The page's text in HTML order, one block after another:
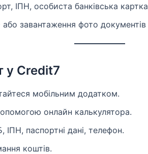
ІПН, особиста банківська картка
або завантаження фото документів
у Credit7
мобільним додатком.
онлайн калькулятора.
ІПН, паспортні дані, телефон.
коштів.